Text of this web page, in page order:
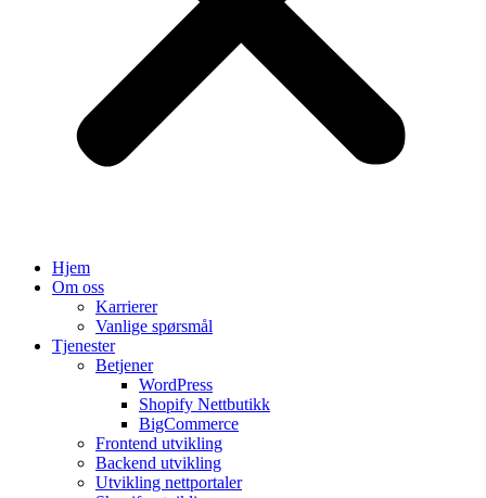
Hjem
Om oss
Karrierer
Vanlige spørsmål
Tjenester
Betjener
WordPress
Shopify Nettbutikk
BigCommerce
Frontend utvikling
Backend utvikling
Utvikling nettportaler